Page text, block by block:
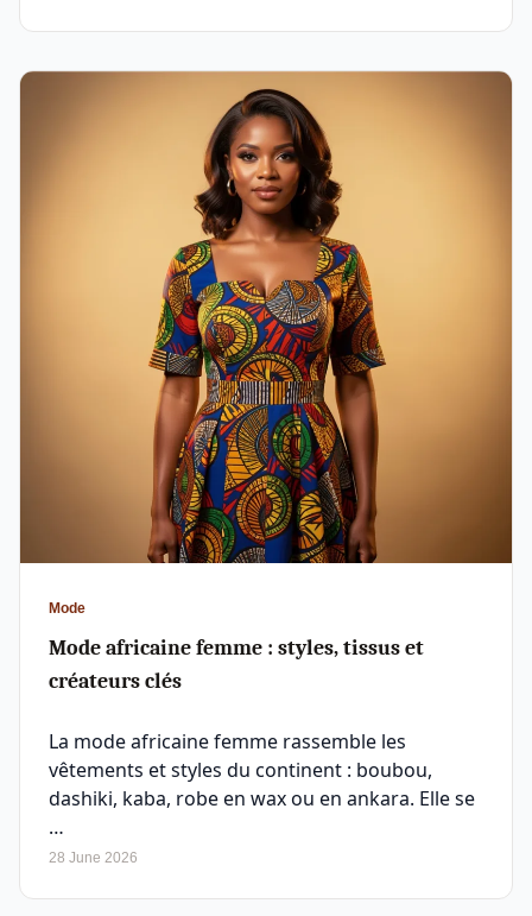
Mode
Mode africaine femme : styles, tissus et
créateurs clés
La mode africaine femme rassemble les
vêtements et styles du continent : boubou,
dashiki, kaba, robe en wax ou en ankara. Elle se
…
28 June 2026